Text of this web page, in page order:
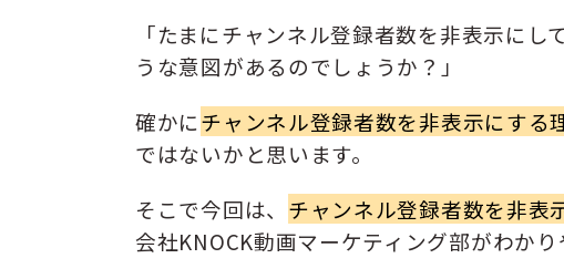
「たまにチャンネル登録者数を非表示に
うな意図があるのでしょうか？」
確かにチャンネル登録者数を非表示にする
ではないかと思います。
そこで今回は、 チャンネル登録者数を非表
会社KNOCK動画マーケティング部がわかり